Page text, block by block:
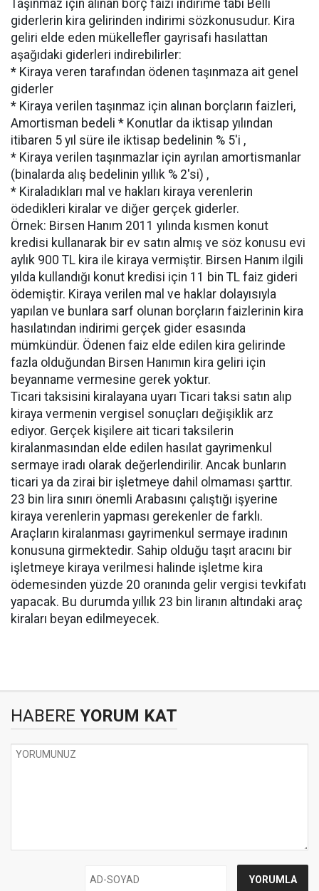
Taşınmaz için alınan borç faizi indirime tabi Belli
giderlerin kira gelirinden indirimi sözkonusudur. Kira
geliri elde eden mükellefler gayrisafi hasılattan
aşağıdaki giderleri indirebilirler:
* Kiraya veren tarafından ödenen taşınmaza ait genel
giderler
* Kiraya verilen taşınmaz için alınan borçların faizleri,
Amortisman bedeli * Konutlar da iktisap yılından
itibaren 5 yıl süre ile iktisap bedelinin % 5'i ,
* Kiraya verilen taşınmazlar için ayrılan amortismanlar
(binalarda alış bedelinin yıllık % 2'si) ,
* Kiraladıkları mal ve hakları kiraya verenlerin
ödedikleri kiralar ve diğer gerçek giderler.
Örnek: Birsen Hanım 2011 yılında kısmen konut
kredisi kullanarak bir ev satın almış ve söz konusu evi
aylık 900 TL kira ile kiraya vermiştir. Birsen Hanım ilgili
yılda kullandığı konut kredisi için 11 bin TL faiz gideri
ödemiştir. Kiraya verilen mal ve haklar dolayısıyla
yapılan ve bunlara sarf olunan borçların faizlerinin kira
hasılatından indirimi gerçek gider esasında
mümkündür. Ödenen faiz elde edilen kira gelirinde
fazla olduğundan Birsen Hanımın kira geliri için
beyanname vermesine gerek yoktur.
Ticari taksisini kiralayana uyarı Ticari taksi satın alıp
kiraya vermenin vergisel sonuçları değişiklik arz
ediyor. Gerçek kişilere ait ticari taksilerin
kiralanmasından elde edilen hasılat gayrimenkul
sermaye iradı olarak değerlendirilir. Ancak bunların
ticari ya da zirai bir işletmeye dahil olmaması şarttır.
23 bin lira sınırı önemli Arabasını çalıştığı işyerine
kiraya verenlerin yapması gerekenler de farklı.
Araçların kiralanması gayrimenkul sermaye iradının
konusuna girmektedir. Sahip olduğu taşıt aracını bir
işletmeye kiraya verilmesi halinde işletme kira
ödemesinden yüzde 20 oranında gelir vergisi tevkifatı
yapacak. Bu durumda yıllık 23 bin liranın altındaki araç
kiraları beyan edilmeyecek.
HABERE YORUM KAT